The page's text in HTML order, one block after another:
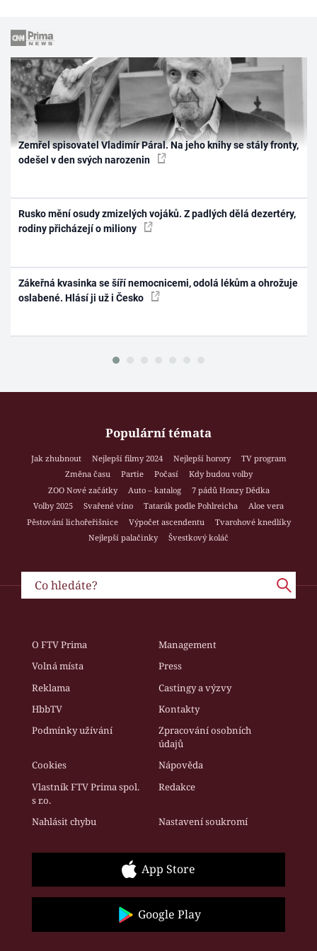
Zemřel spisovatel Vladimír Páral. Na jeho knihy se stály fronty,
odešel v den svých narozenin
Rusko mění osudy zmizelých vojáků. Z padlých dělá dezertéry,
rodiny přicházejí o miliony
Zákeřná kvasinka se šíří nemocnicemi, odolá lékům a ohrožuje
oslabené. Hlásí ji už i Česko
Populární témata
Jak zhubnout Nejlepší filmy 2024 Nejlepší horory
TV program
Změna času
Partie Počasí
Kdy budou volby
ZOO Nové začátky
Auto – katalog
7 pádů Honzy Dědka
Volby 2025
Svařené víno Tatarák podle Pohlreicha
Aloe vera
Pěstování lichořeřišnice
Výpočet ascendentu
Tvarohové knedlíky
Nejlepší palačinky
Švestkový koláč
O FTV Prima
Management
Volná místa
Press
Reklama
Castingy a výzvy
HbbTV
Kontakty
Podmínky užívání
Zpracování osobních
údajů
Cookies
Nápověda
Vlastník FTV Prima spol.
s r.o.
Redakce
Nahlásit chybu Nastavení soukromí
App Store
Google Play